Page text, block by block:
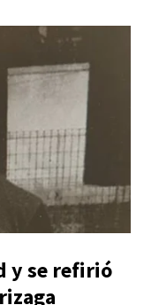
y se refirió